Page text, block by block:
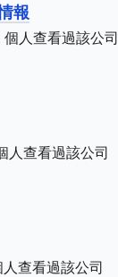
報
人查看過該公司
人查看過該公司
查看過該公司